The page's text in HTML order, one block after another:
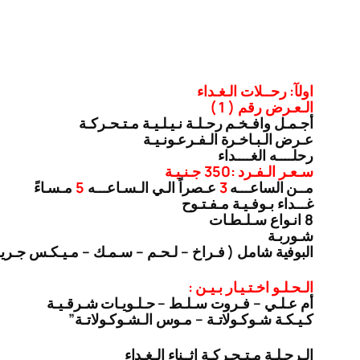
اولآ: رحــلات الـغـداء
الـعـرض رقم ( 1 )
أجـمـل وافـخـم رحـلـة نـيـلـيـة مـتـحـركـة
عـرض الـبـاخـرة الـفـرعـونـيـة
رحلــــه الغــــداء
سـعـر الـفـرد :350 جـنـيـة
مــن الساعـــه3 عـصراً الـي الـسـاعـــه 5 مـسـاءً
غـــداء بـوفـيـة مـفـتـوح
8 انـواع سـلـطـات
شـوربـة
البوفية شامل ( فـراخ – لـحـم – سـمـك – مـيـكـس
الـحـلـو اخـتـيـار بـيـن :
أم عـلـي – فـروت سـلـط – حـلـويـات شـرقـيـة
كـيـكـة شـوكـولاتـة – مـوس الـشـوكـولاتـة”
الـرحـلـة مـتـحـركـة اثــناء الـغـداء